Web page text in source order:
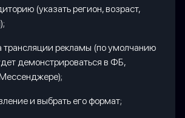
(указать регион, возраст,
трансляции рекламы (по умолчанию
демонстрироваться в ФБ,
и выбрать его формат;